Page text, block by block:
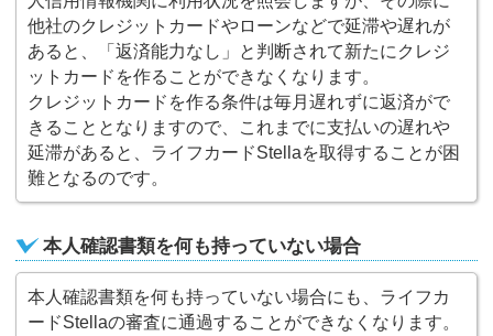
他社のクレジットカードやローンなどで延滞や遅れが
あると、「返済能力なし」と判断されて新たにクレジ
ットカードを作ることができなくなります。
クレジットカードを作る条件は毎月遅れずに返済がで
きることとなりますので、これまでに支払いの遅れや
延滞があると、ライフカードStellaを取得することが困
難となるのです。
本人確認書類を何も持っていない場合
本人確認書類を何も持っていない場合にも、ライフカ
ードStellaの審査に通過することができなくなります。